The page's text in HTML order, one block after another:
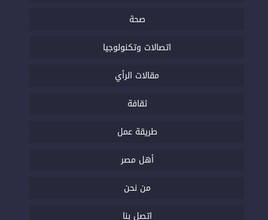
صحة
اتصالات وتكنولوجيا
مقالات الرأي
ثقافة
طريقة عمل
أهل مصر
من نحن
اتصل بنا